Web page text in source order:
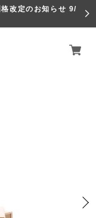
改定のお知らせ 9/